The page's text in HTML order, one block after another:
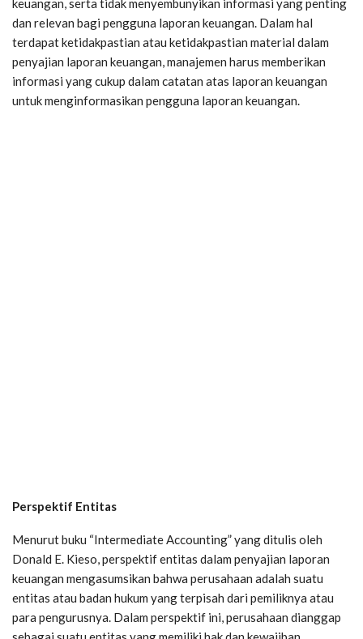
keuangan, serta tidak menyembunyikan informasi yang penting
dan relevan bagi pengguna laporan keuangan. Dalam hal
terdapat ketidakpastian atau ketidakpastian material dalam
penyajian laporan keuangan, manajemen harus memberikan
informasi yang cukup dalam catatan atas laporan keuangan
untuk menginformasikan pengguna laporan keuangan.
Perspektif Entitas
Menurut buku “Intermediate Accounting” yang ditulis oleh
Donald E. Kieso, perspektif entitas dalam penyajian laporan
keuangan mengasumsikan bahwa perusahaan adalah suatu
entitas atau badan hukum yang terpisah dari pemiliknya atau
para pengurusnya. Dalam perspektif ini, perusahaan dianggap